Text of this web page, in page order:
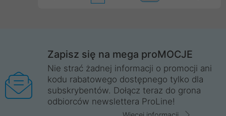
Zapisz się na mega proMOCJE
Nie strać żadnej informacji o promocji ani
kodu rabatowego dostępnego tylko dla
subskrybentów. Dołącz teraz do grona
odbiorców newslettera ProLine!